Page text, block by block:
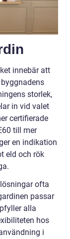
innebär att
storlek,
in vid valet
certifierade
till mer
en indikation
eld och rök
ofta
passar
alla
hos
i